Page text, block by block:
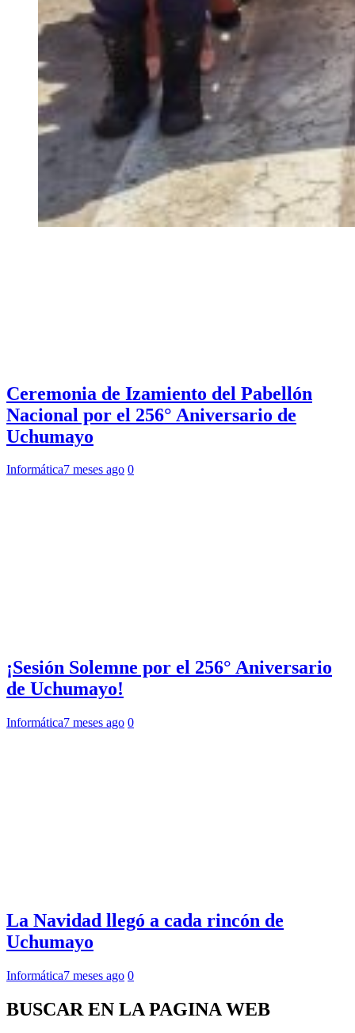
Ceremonia de Izamiento del Pabellón
Nacional por el 256° Aniversario de
Uchumayo
Informática7 meses ago 0
¡Sesión Solemne por el 256° Aniversario
de Uchumayo!
Informática7 meses ago 0
La Navidad llegó a cada rincón de
Uchumayo
Informática7 meses ago 0
BUSCAR EN LA PAGINA WEB